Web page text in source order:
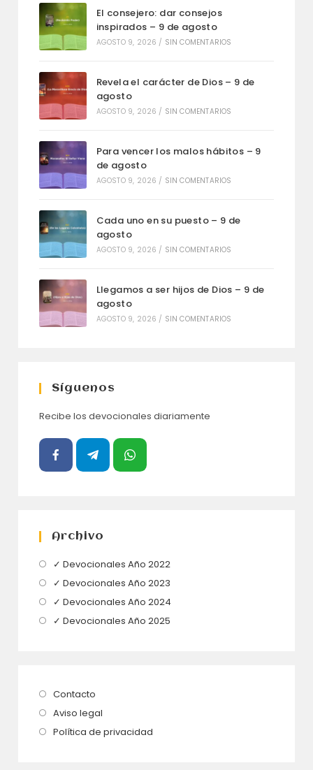
El consejero: dar consejos
inspirados – 9 de agosto
AGOSTO 9, 2026 / SIN COMENTARIOS
Revela el carácter de Dios – 9 de
agosto
AGOSTO 9, 2026 / SIN COMENTARIOS
Para vencer los malos hábitos – 9
de agosto
AGOSTO 9, 2026 / SIN COMENTARIOS
Cada uno en su puesto – 9 de
agosto
AGOSTO 9, 2026 / SIN COMENTARIOS
Llegamos a ser hijos de Dios – 9 de
agosto
AGOSTO 9, 2026 / SIN COMENTARIOS
Síguenos
Recibe los devocionales diariamente
Archivo
✓ Devocionales Año 2022Se
✓ Devocionales Año 2023
abre
✓ Devocionales Año 2024
✓ Devocionales Año 2025
Contacto
abre
en
Aviso legal
abre
Política de privacidad